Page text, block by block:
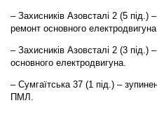
– Захисників Азовсталі 2 (5 під.)
ремонт основного електродвигуна.
– Захисників Азовсталі 2 (3 під.)
основного електродвигуна.
– Сумгаїтська 37 (1 під.) –
ПМЛ.